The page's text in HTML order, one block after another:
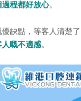
程都好放心。
缺點，等客人清楚了
嘅不適感。